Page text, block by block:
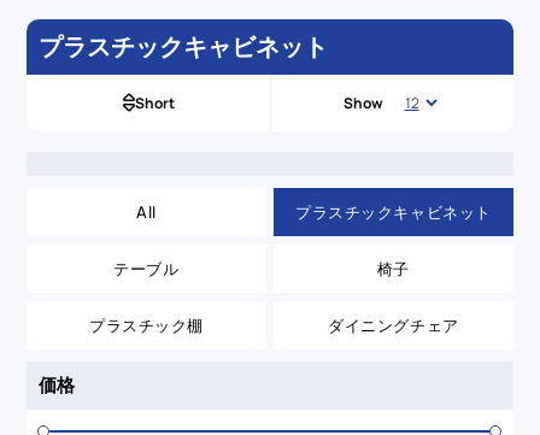
プラスチックキャビネット
Short Show
All プラスチックキャビネット
テーブル 椅子
プラスチック棚 ダイニングチェア
価格